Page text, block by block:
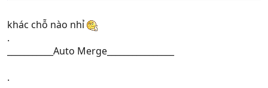
khác chỗ nào nhỉ
.
___________Auto Merge________________
.